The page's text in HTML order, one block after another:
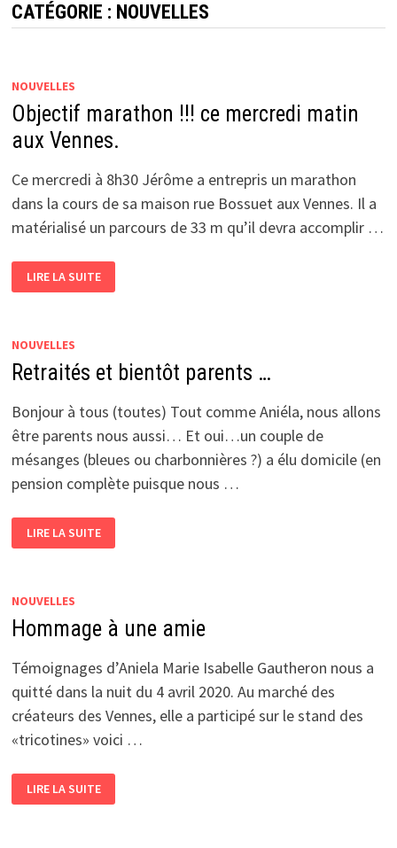
CATÉGORIE : NOUVELLES
NOUVELLES
Objectif marathon !!! ce mercredi matin
aux Vennes.
Ce mercredi à 8h30 Jérôme a entrepris un marathon
dans la cours de sa maison rue Bossuet aux Vennes. Il a
matérialisé un parcours de 33 m qu’il devra accomplir …
MARATHON
!!!
AUX
LIRE LA SUITE
NOUVELLES
Retraités et bientôt parents …
Bonjour à tous (toutes) Tout comme Aniéla, nous allons
être parents nous aussi… Et oui…un couple de
mésanges (bleues ou charbonnières ?) a élu domicile (en
pension complète puisque nous …
ET
BIENTÔT
LIRE LA SUITE
NOUVELLES
Hommage à une amie
Témoignages d’Aniela Marie Isabelle Gautheron nous a
quitté dans la nuit du 4 avril 2020. Au marché des
créateurs des Vennes, elle a participé sur le stand des
«tricotines» voici …
À
UNE
LIRE LA SUITE